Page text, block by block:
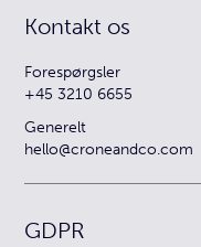
Kontakt os
Forespørgsler
+45 3210 6655
Generelt
hello@croneandco.com
GDPR